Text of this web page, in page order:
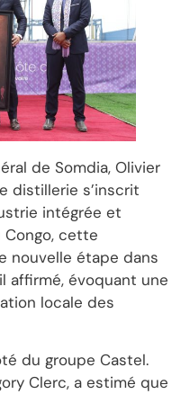
de Somdia, Olivier
distillerie s’inscrit
intégrée et
Congo, cette
nouvelle étape dans
affirmé, évoquant une
locale des
du groupe Castel.
Clerc, a estimé que